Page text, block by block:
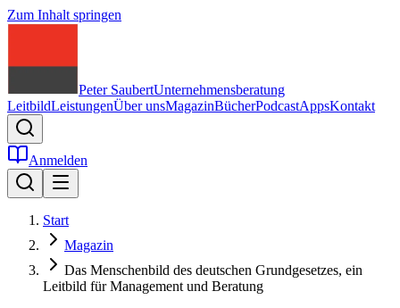
Zum Inhalt springen
Peter SaubertUnternehmensberatung
LeitbildLeistungenÜber unsMagazinBücherPodcastAppsKontakt
Anmelden
Start
Magazin
Das Menschenbild des deutschen Grundgesetzes, ein
Leitbild für Management und Beratung